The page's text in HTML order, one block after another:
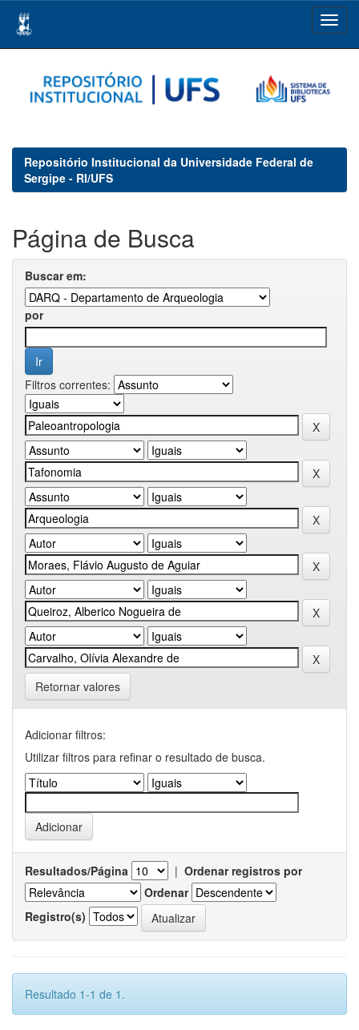
navigation
Repositório Institucional da Universidade Federal de
Sergipe - RI/UFS
Página de Busca
Buscar em:
por
Filtros correntes:
Retornar valores
Adicionar filtros:
Utilizar filtros para refinar o resultado de busca.
Resultados/Página | Ordenar registros por
Ordenar
Registro(s)
Resultado 1-1 de 1.